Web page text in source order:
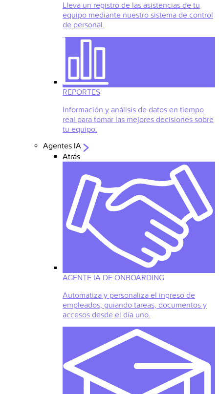
Lleva un registro de las asistencias de tu
equipo mediante nuestro sistema de control
de personal.
REPORTES
Información y análisis de datos en tiempo
real para tomar las mejores decisiones sobre
tu equipo.
Agentes IA
Atrás
AGENTE IA DE ONBOARDING
Automatiza y personaliza el ingreso de
empleados, guiando tareas, documentos y
accesos desde el día uno.